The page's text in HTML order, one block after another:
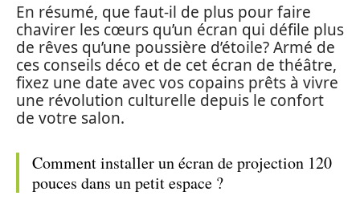
En résumé, que faut-il de plus pour faire
chavirer les cœurs qu’un écran qui défile plus
de rêves qu’une poussière d’étoile? Armé de
ces conseils déco et de cet écran de théâtre,
fixez une date avec vos copains prêts à vivre
une révolution culturelle depuis le confort
de votre salon.
Comment installer un écran de projection 120
pouces dans un petit espace ?